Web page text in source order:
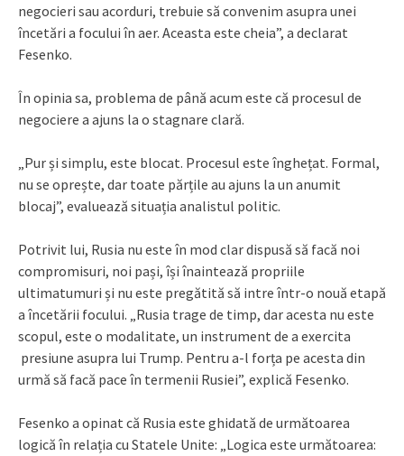
negocieri sau acorduri, trebuie să convenim asupra unei
încetări a focului în aer. Aceasta este cheia”, a declarat
Fesenko.
În opinia sa, problema de până acum este că procesul de
negociere a ajuns la o stagnare clară.
„Pur și simplu, este blocat. Procesul este înghețat. Formal,
nu se oprește, dar toate părțile au ajuns la un anumit
blocaj”, evaluează situația analistul politic.
Potrivit lui, Rusia nu este în mod clar dispusă să facă noi
compromisuri, noi pași, își înaintează propriile
ultimatumuri și nu este pregătită să intre într-o nouă etapă
a încetării focului. „Rusia trage de timp, dar acesta nu este
scopul, este o modalitate, un instrument de a exercita
presiune asupra lui Trump. Pentru a-l forța pe acesta din
urmă să facă pace în termenii Rusiei”, explică Fesenko.
Fesenko a opinat că Rusia este ghidată de următoarea
logică în relația cu Statele Unite: „Logica este următoarea: